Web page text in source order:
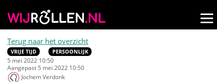
Terug naar het overzicht
VRIJE TIJD PERSOONLIJK
5 mei 2022 10:50
Aangepast 5 mei 2022 10:50
Jochem Verdonk